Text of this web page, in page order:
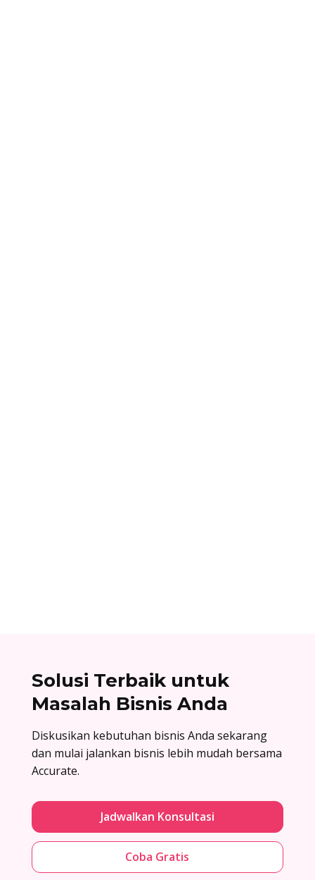
Solusi Terbaik untuk
Masalah Bisnis Anda
Diskusikan kebutuhan bisnis Anda sekarang
dan mulai jalankan bisnis lebih mudah bersama
Accurate.
Jadwalkan Konsultasi
Coba Gratis